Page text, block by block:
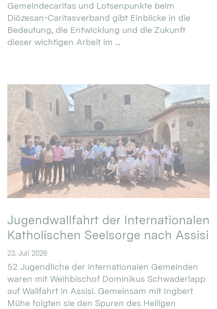
Gemeindecaritas und Lotsenpunkte beim
Diözesan-Caritasverband gibt Einblicke in die
Bedeutung, die Entwicklung und die Zukunft
dieser wichtigen Arbeit im ...
Jugendwallfahrt der Internationalen
Katholischen Seelsorge nach Assisi
23. Juli 2026
52 Jugendliche der internationalen Gemeinden
waren mit Weihbischof Dominikus Schwaderlapp
auf Wallfahrt in Assisi. Gemeinsam mit Ingbert
Mühe folgten sie den Spuren des Heiligen